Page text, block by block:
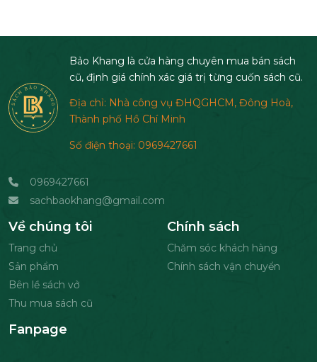
Bảo Khang là cửa hàng chuyên mua bán sách
cũ, định giá chính xác giá trị từng cuốn sách cũ.
Địa chỉ: Nhà công vụ ĐHQGHCM, Đông Hoà,
Thành phố Hồ Chí Minh
Số điện thoại: 0969427661
0969427661
sachbaokhang@gmail.com
Về chúng tôi
Trang chủ
Sản phẩm
Bên lề sách vở
Thu mua sách cũ
Chính sách
Chăm sóc khách hàng
Chính sách vận chuyển
Fanpage